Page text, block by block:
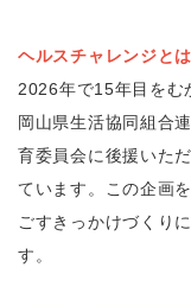
ヘルスチャレンジと
2026年で15年目をむ
岡山県生活協同組合
育委員会に後援いた
ています。この企画
ごすきっかけづくり
す。